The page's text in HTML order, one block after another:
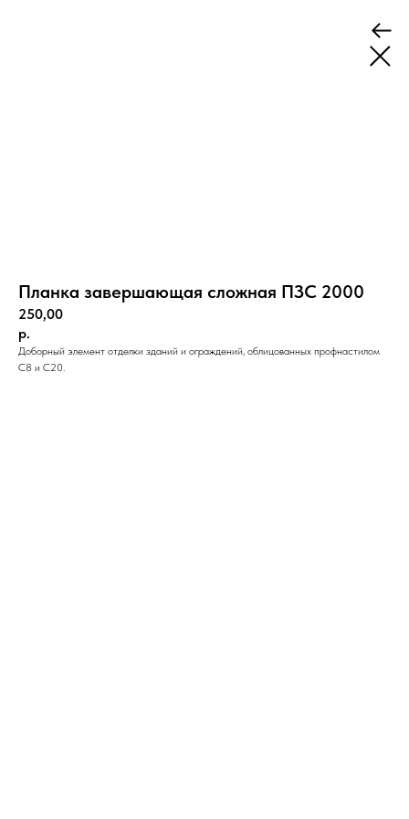
Планка завершающая сложная ПЗС 2000
250,00
р.
Доборный элемент отделки зданий и ограждений, облицованных профнастилом
С8 и С20.